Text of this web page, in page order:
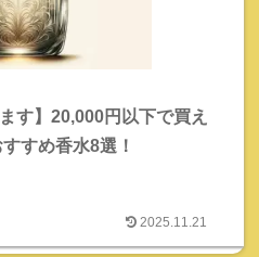
す】20,000円以下で買え
すめ香水8選！
2025.11.21